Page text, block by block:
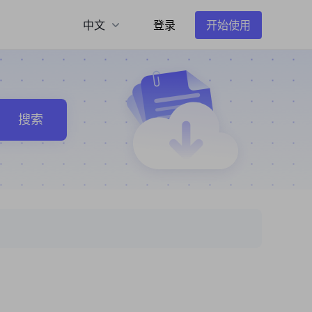
中文 登录 开始使用
搜索